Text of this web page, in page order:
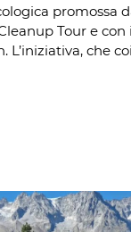
promossa
Tour e con
L’iniziativa, che